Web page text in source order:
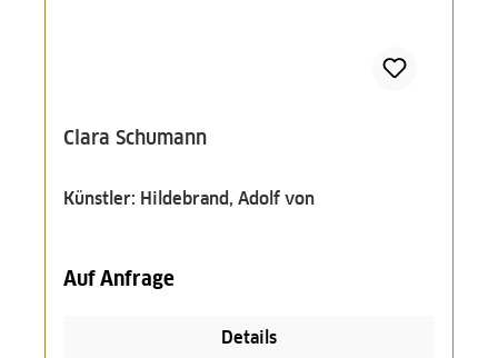
Clara Schumann
Künstler: Hildebrand, Adolf von
Auf Anfrage
Details